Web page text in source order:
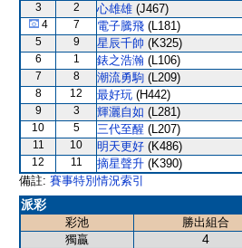
3 2 心雄雄 (J467)
4 7 電子騰飛 (L181)
5 9 星辰千帥 (K325)
6 1 錶之浩瀚 (L106)
7 8 潮流勇駒 (L209)
8 12 最好玩 (H442)
9 3 輝灑自如 (L281)
10 5 三代至醒 (L207)
11 10 明天更好 (K486)
12 11 摘星聲升 (K390)
備註: 賽事特別情況索引
派彩
彩池 勝出組合
獨贏
4